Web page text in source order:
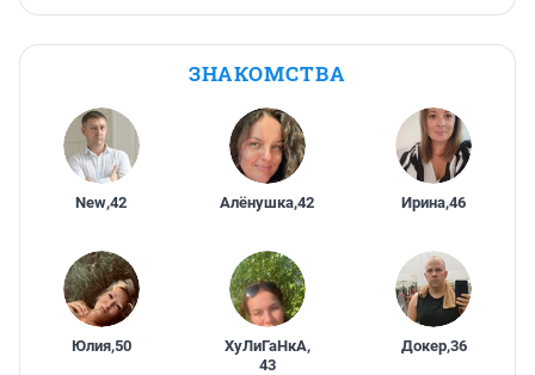
ЗНАКОМСТВА
New,42 Алёнушка,42 Ирина,46
Юлия,50 ХуЛиГаНкА,
43
Докер,36